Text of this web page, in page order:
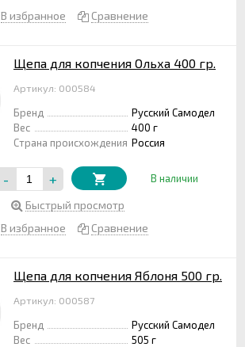
В избранное
Сравнение
Щепа для копчения Ольха 400 гр.
Артикул: 000584
Бренд
Русский Самодел
Вес
400 г
Страна происхождения Россия
- + В наличии
Быстрый просмотр
В избранное
Сравнение
Щепа для копчения Яблоня 500 гр.
Артикул: 000587
Бренд
Русский Самодел
Вес
505 г